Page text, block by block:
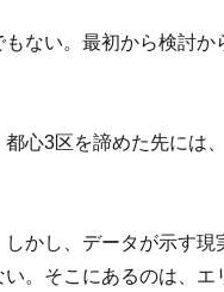
ない。最初から検討
心3区を諦めた先には
かし、データが示す
。そこにあるのは、エ